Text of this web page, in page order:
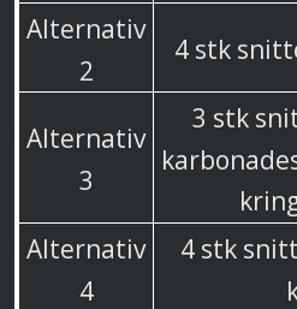
Alternativ
2
4 stk
Alternativ
3
3 stk
Alternativ
4
4 stk